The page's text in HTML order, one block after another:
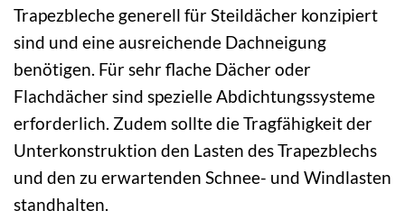
Trapezbleche generell für Steildächer konzipiert
sind und eine ausreichende Dachneigung
benötigen. Für sehr flache Dächer oder
Flachdächer sind spezielle Abdichtungssysteme
erforderlich. Zudem sollte die Tragfähigkeit der
Unterkonstruktion den Lasten des Trapezblechs
und den zu erwartenden Schnee- und Windlasten
standhalten.